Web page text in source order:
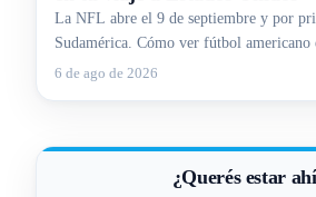
La NFL abre el 9 de septiembre y por
Sudamérica. Cómo ver fútbol americano
Estados Unidos.
6 de ago de 2026
¿Querés estar